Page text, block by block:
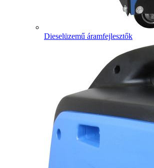
Dieselüzemű áramfejlesztők